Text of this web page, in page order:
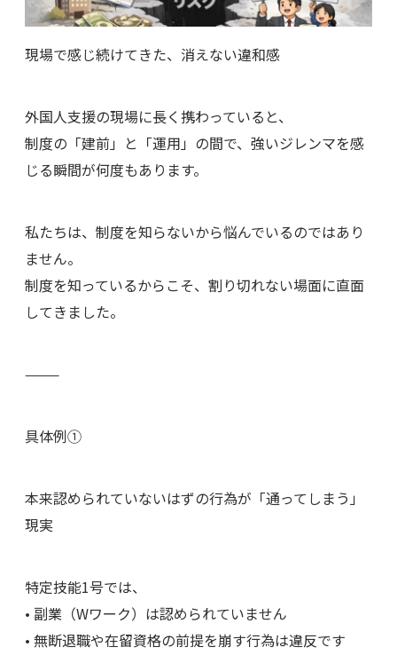
現場で感じ続けてきた、消えない違和感
外国人支援の現場に長く携わっていると、
制度の「建前」と「運用」の間で、強いジレンマを感
じる瞬間が何度もあります。
私たちは、制度を知らないから悩んでいるのではあり
ません。
制度を知っているからこそ、割り切れない場面に直面
してきました。
⸻
具体例①
本来認められていないはずの行為が「通ってしまう」
現実
特定技能1号では、
• 副業（Wワーク）は認められていません
• 無断退職や在留資格の前提を崩す行為は違反です